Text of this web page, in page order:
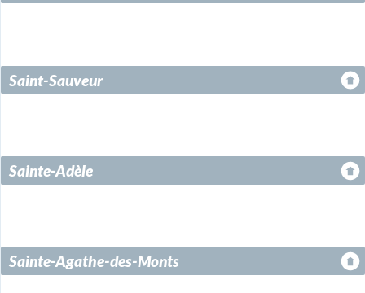
Saint-Sauveur
Sainte-Adèle
Sainte-Agathe-des-Monts